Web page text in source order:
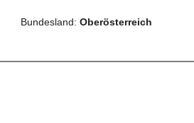
Bundesland: Oberösterreich